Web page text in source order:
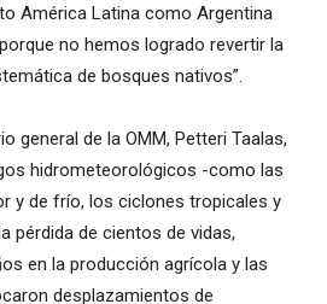
América Latina como Argentina
no hemos logrado revertir la
de bosques nativos”.
general de la OMM, Petteri Taalas,
hidrometeorológicos -como las
y de frío, los ciclones tropicales y
pérdida de cientos de vidas,
en la producción agrícola y las
desplazamientos de